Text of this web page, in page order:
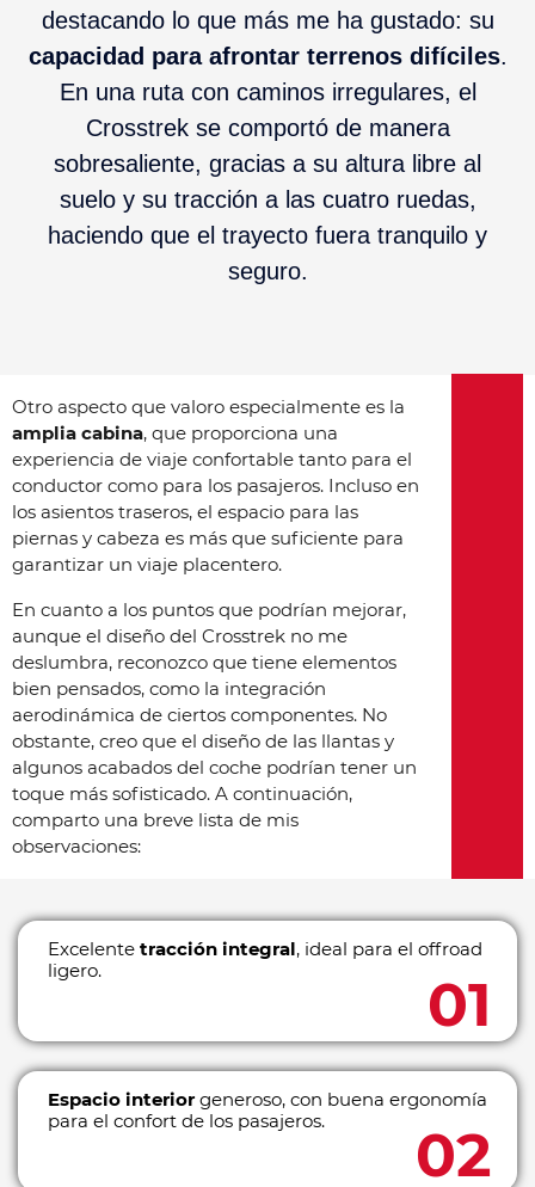
destacando lo que más me ha gustado: su
capacidad para afrontar terrenos difíciles.
En una ruta con caminos irregulares, el
Crosstrek se comportó de manera
sobresaliente, gracias a su altura libre al
suelo y su tracción a las cuatro ruedas,
haciendo que el trayecto fuera tranquilo y
seguro.
Otro aspecto que valoro especialmente es la
amplia cabina, que proporciona una
experiencia de viaje confortable tanto para el
conductor como para los pasajeros. Incluso en
los asientos traseros, el espacio para las
piernas y cabeza es más que suficiente para
garantizar un viaje placentero.
En cuanto a los puntos que podrían mejorar,
aunque el diseño del Crosstrek no me
deslumbra, reconozco que tiene elementos
bien pensados, como la integración
aerodinámica de ciertos componentes. No
obstante, creo que el diseño de las llantas y
algunos acabados del coche podrían tener un
toque más sofisticado. A continuación,
comparto una breve lista de mis
observaciones:
Excelente tracción integral, ideal para el offroad
ligero.
Espacio interior generoso, con buena ergonomía
para el confort de los pasajeros.